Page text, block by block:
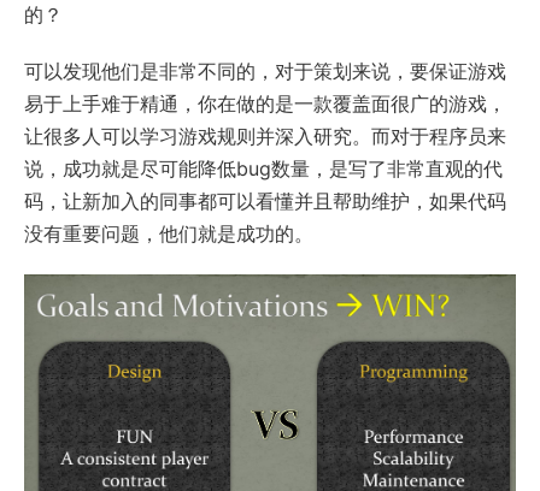
的？
可以发现他们是非常不同的，对于策划来说，要保证游戏
易于上手难于精通，你在做的是一款覆盖面很广的游戏，
让很多人可以学习游戏规则并深入研究。而对于程序员来
说，成功就是尽可能降低bug数量，是写了非常直观的代
码，让新加入的同事都可以看懂并且帮助维护，如果代码
没有重要问题，他们就是成功的。